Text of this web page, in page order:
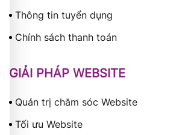
Thông tin tuyển dụng
Chính sách thanh toán
GIẢI PHÁP WEBSITE
Quản trị chăm sóc Website
Tối ưu Website